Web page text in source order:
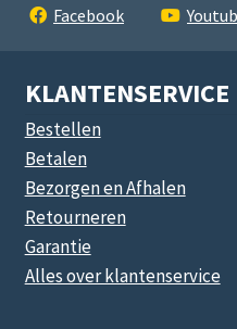
Facebook
KLANTENSERVICE
Bestellen
Betalen
Bezorgen en Afhalen
Retourneren
Garantie
Alles over klantenservice